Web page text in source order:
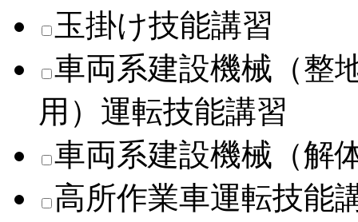
玉掛け技能講習
車両系建設機械（整
用）運転技能講習
車両系建設機械（解
高所作業車運転技能